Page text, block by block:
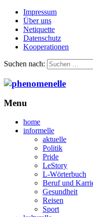
Impressum
Über uns
Netiquette
Datenschutz
Kooperationen
Suchen nach:
Menu
home
informelle
aktuelle
Politik
Pride
LeStory
L-Wörterbuch
Beruf und
Gesundheit
Reisen
Sport